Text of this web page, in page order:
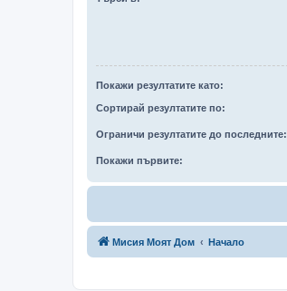
Покажи резултатите като:
Сортирай резултатите по:
Ограничи резултатите до последните:
Покажи първите:
Мисия Моят Дом Начало